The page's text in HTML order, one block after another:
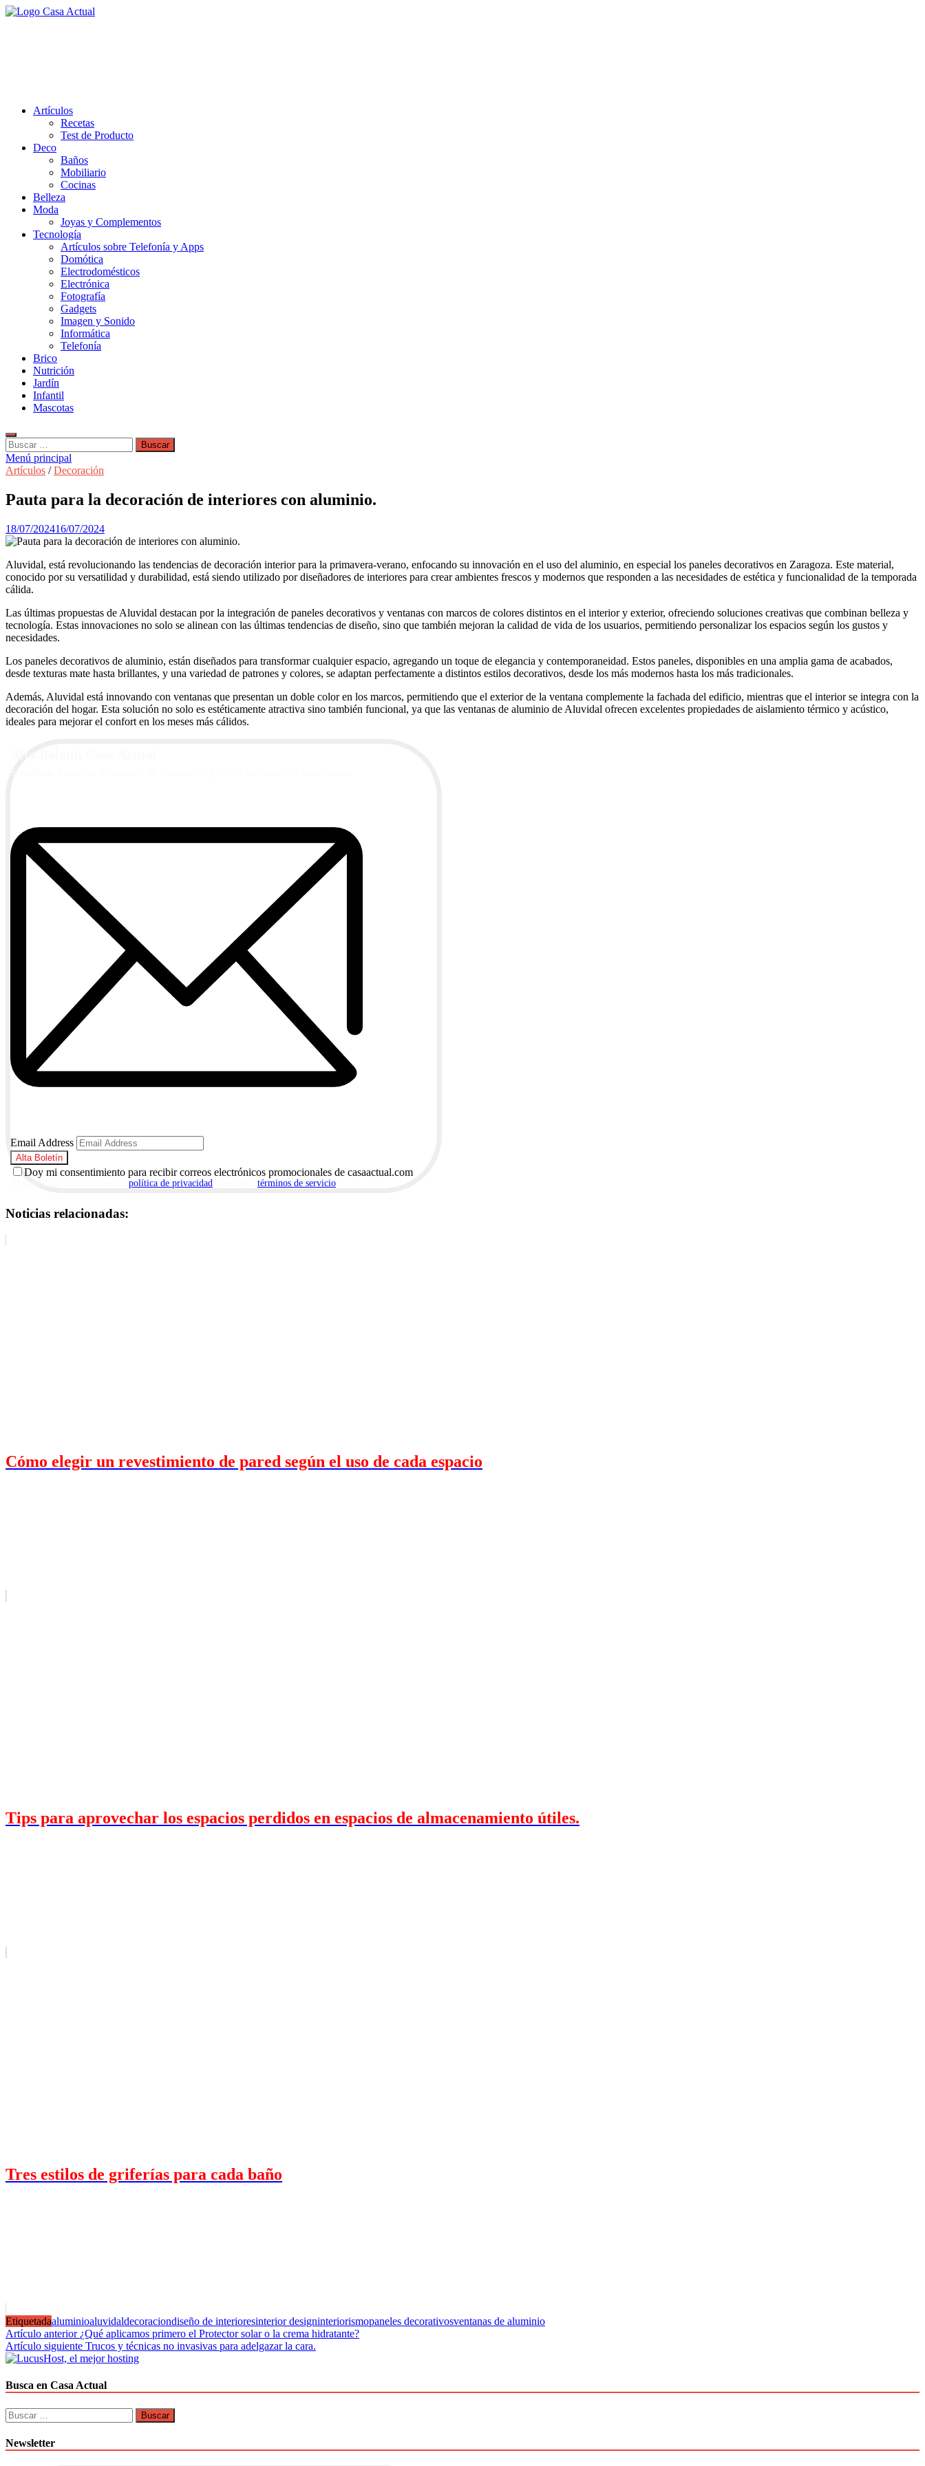
Saltar
Artículos
Recetas
Test de Producto
Deco
Baños
Mobiliario
Cocinas
Belleza
Moda
Joyas y Complementos
Tecnología
Artículos sobre Telefonía y Apps
Domótica
Electrodomésticos
Electrónica
Fotografía
Gadgets
Imagen y Sonido
Informática
Telefonía
Brico
Nutrición
Jardín
Infantil
Mascotas
Buscar:
Menú principal
Artículos /Decoración
Pauta para la decoración de interiores con aluminio.
18/07/202416/07/2024
Aluvidal, está revolucionando las tendencias de decoración interior para la primavera-verano, enfocando su innovación en el uso del aluminio, en especial los paneles decorativos en Zaragoza. Este material,
conocido por su versatilidad y durabilidad, está siendo utilizado por diseñadores de interiores para crear ambientes frescos y modernos que responden a las necesidades de estética y funcionalidad de la temporada
cálida.
Las últimas propuestas de Aluvidal destacan por la integración de paneles decorativos y ventanas con marcos de colores distintos en el interior y exterior, ofreciendo soluciones creativas que combinan belleza y
tecnología. Estas innovaciones no solo se alinean con las últimas tendencias de diseño, sino que también mejoran la calidad de vida de los usuarios, permitiendo personalizar los espacios según los gustos y
necesidades.
Los paneles decorativos de aluminio, están diseñados para transformar cualquier espacio, agregando un toque de elegancia y contemporaneidad. Estos paneles, disponibles en una amplia gama de acabados,
desde texturas mate hasta brillantes, y una variedad de patrones y colores, se adaptan perfectamente a distintos estilos decorativos, desde los más modernos hasta los más tradicionales.
Además, Aluvidal está innovando con ventanas que presentan un doble color en los marcos, permitiendo que el exterior de la ventana complemente la fachada del edificio, mientras que el interior se integra con la
decoración del hogar. Esta solución no solo es estéticamente atractiva sino también funcional, ya que las ventanas de aluminio de Aluvidal ofrecen excelentes propiedades de aislamiento térmico y acústico,
ideales para mejorar el confort en los meses más cálidos.
Email Address
Doy mi consentimiento para recibir correos electrónicos promocionales de casaactual.com
política de privacidad términos de servicio
Noticias relacionadas:
Cómo elegir un revestimiento de pared según el uso de cada espacio
Tips para aprovechar los espacios perdidos en espacios de almacenamiento útiles.
Tres estilos de griferías para cada baño
Etiquetadaaluminioaluvidaldecoraciondiseño de interioresinterior designinteriorismopaneles decorativosventanas de aluminio
Navegación
de
Artículo anterior ¿Qué aplicamos primero el Protector solar o la crema hidratante?
Artículo siguiente Trucos y técnicas no invasivas para adelgazar la cara.
Busca en Casa Actual
Buscar:
Newsletter